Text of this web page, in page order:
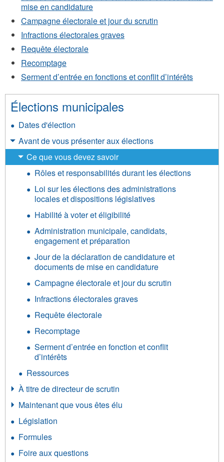
mise en candidature
Campagne électorale et jour du scrutin
Infractions électorales graves
Requête électorale
Recomptage
Serment d’entrée en fonctions et conflit d’intérêts
Élections municipales
Dates d'élection
Avant de vous présenter aux élections
Ce que vous devez savoir
Rôles et responsabilités durant les élections
Loi sur les élections des administrations
locales et dispositions législatives
Habilité à voter et éligibilité
Administration municipale, candidats,
engagement et préparation
Jour de la déclaration de candidature et
documents de mise en candidature
Campagne électorale et jour du scrutin
Infractions électorales graves
Requête électorale
Recomptage
Serment d’entrée en fonction et conflit
d’intérêts
Ressources
À titre de directeur de scrutin
Maintenant que vous êtes élu
Législation
Formules
Foire aux questions